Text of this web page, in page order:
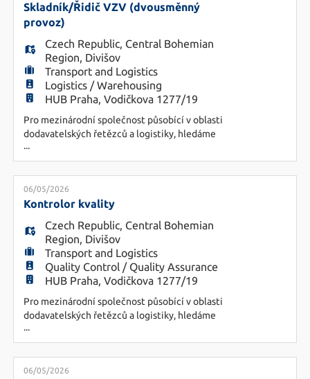
dokumentaci (příjemky, výdejky, dodací listy) a
dbát na její správnost. - Řeši
Skladník/Řidič VZV (dvousměnný
provoz)
Czech Republic, Central Bohemian
Region, Divišov
Transport and Logistics
Logistics / Warehousing
HUB Praha, Vodičkova 1277/19
Pro mezinárodní společnost působící v oblasti
dodavatelských řetězců a logistiky, hledáme
kandidáta na pozici Skladníka/Řidiče VZV. Náplň
práce - nakládky a vykládky zboží - interní pohyb
zboží - kontrola skladových zásob a práce se
skladovým systémem - podílení se na úklidu
Požadavky - průkaz na VZV - ochota práce ve
...
06/05/2026
Kontrolor kvality
Czech Republic, Central Bohemian
Region, Divišov
Transport and Logistics
Quality Control / Quality Assurance
HUB Praha, Vodičkova 1277/19
Pro mezinárodní společnost působící v oblasti
dodavatelských řetězců a logistiky, hledáme
kandidáta na pozici Kontrolora kvality. Náplň
práce - kontrola kvality (vstupní, skladová,
výstupní) - výběr, plánování a posuzování produktů
během jejich trvanlivosti - příprava zpráv v oblasti
...
06/05/2026